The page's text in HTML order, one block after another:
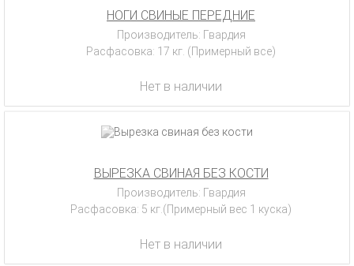
НОГИ СВИНЫЕ ПЕРЕДНИЕ
Производитель: Гвардия
Расфасовка: 17 кг. (Примерный все)
Нет в наличии
ВЫРЕЗКА СВИНАЯ БЕЗ КОСТИ
Производитель: Гвардия
Расфасовка: 5 кг.(Примерный вес 1 куска)
Нет в наличии